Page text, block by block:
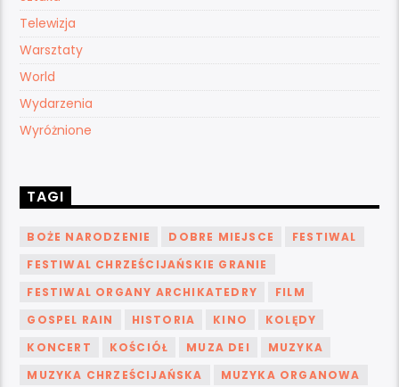
Telewizja
Warsztaty
World
Wydarzenia
Wyróżnione
TAGI
BOŻE NARODZENIE DOBRE MIEJSCE
FESTIWAL
FESTIWAL CHRZEŚCIJAŃSKIE GRANIE
FESTIWAL ORGANY ARCHIKATEDRY
FILM
GOSPEL RAIN
HISTORIA KINO
KOLĘDY
KONCERT
KOŚCIÓŁ MUZA DEI
MUZYKA
MUZYKA CHRZEŚCIJAŃSKA
MUZYKA ORGANOWA